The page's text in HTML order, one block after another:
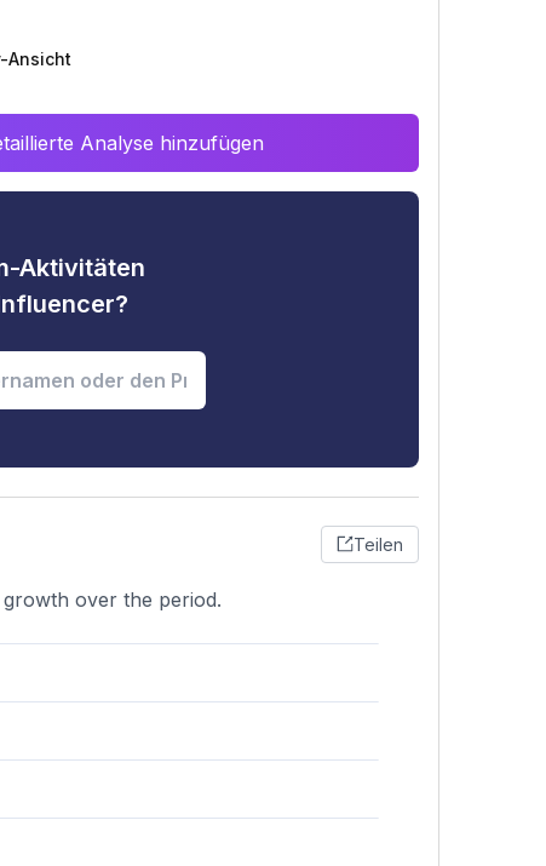
Ansicht
Analyse hinzufügen
Aktivitäten
Teilen
over the period.